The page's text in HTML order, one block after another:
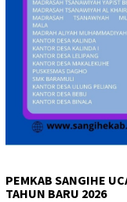
PEMKAB SANGIHE
TAHUN BARU 2026